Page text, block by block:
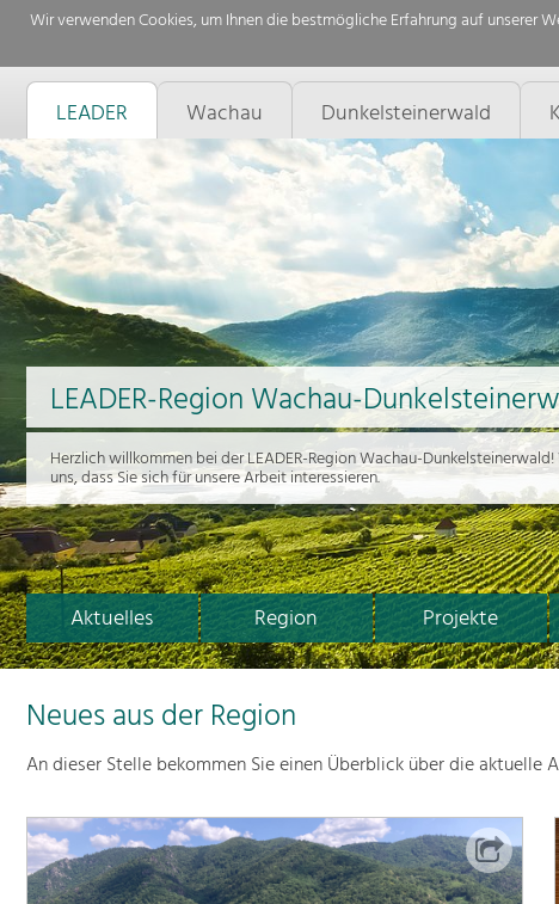
Wir verwenden Cookies, um Ihnen die bestmögliche Erfahrung auf unserer
LEADER Wachau Dunkelsteinerwald
Aktuelles Region Projekte
LEADER-Region Wachau-
Herzlich willkommen bei der LEADER-Region Wachau-
uns, dass Sie sich für unsere Arbeit interessieren.
Neues aus der Region
An dieser Stelle bekommen Sie einen Überblick über die